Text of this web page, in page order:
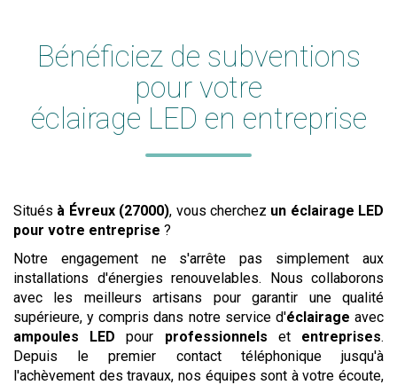
Bénéficiez de subventions
pour votre
éclairage LED en entreprise
Situés à Évreux (27000), vous cherchez un éclairage LED
pour votre entreprise ?
Notre engagement ne s'arrête pas simplement aux
installations d'énergies renouvelables. Nous collaborons
avec les meilleurs artisans pour garantir une qualité
supérieure, y compris dans notre service d'éclairage avec
ampoules LED pour professionnels et entreprises.
Depuis le premier contact téléphonique jusqu'à
l'achèvement des travaux, nos équipes sont à votre écoute,